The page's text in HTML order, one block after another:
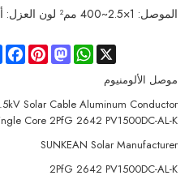
الموصل: 1×2.5~400 مم² لون العزل: أسود لون الغلاف: أسود
PinterestMastodon
WhatsApp
X
موصل الألومنيوم
Solar Cable Aluminum Conductor
Core 2PfG 2642 PV1500DC-AL-K
SUNKEAN Solar Manufacturer
2PfG 2642 PV1500DC-AL-K